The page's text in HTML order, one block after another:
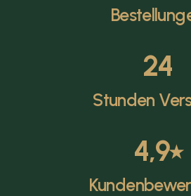
24
Stunden
4,9⭑